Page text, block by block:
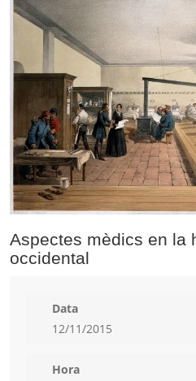
Aspectes mèdics en la
occidental
Data
12/11/2015
Hora